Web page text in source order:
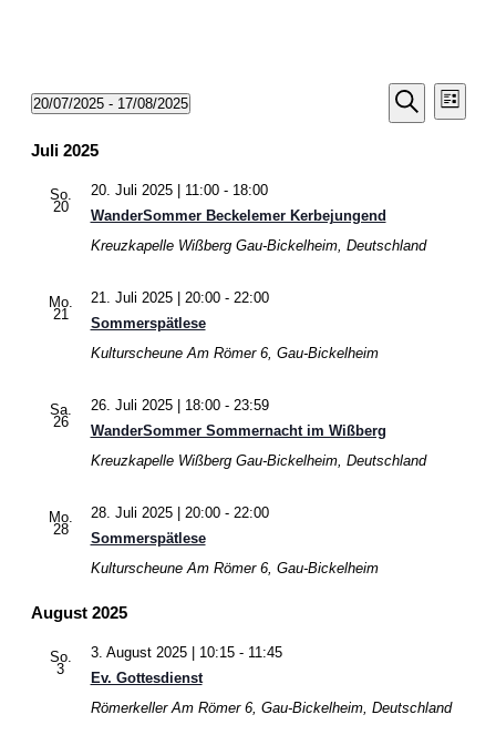
Veranstaltungen
Suche
Suche
Liste
20/07/2025 - 17/08/2025
Juli 2025
So.
20
WanderSommer Beckelemer Kerbejungend
20. Juli 2025 | 11:00- 18:00
Kreuzkapelle Wißberg Gau-Bickelheim, Deutschland
Mo.
21
Sommerspätlese
21. Juli 2025 | 20:00- 22:00
KulturscheuneAm Römer 6, Gau-Bickelheim
Sa.
26
WanderSommer Sommernacht im Wißberg
26. Juli 2025 | 18:00- 23:59
Kreuzkapelle Wißberg Gau-Bickelheim, Deutschland
Mo.
28
Sommerspätlese
28. Juli 2025 | 20:00- 22:00
KulturscheuneAm Römer 6, Gau-Bickelheim
August 2025
So.
3
Ev. Gottesdienst
3. August 2025 | 10:15- 11:45
RömerkellerAm Römer 6, Gau-Bickelheim, Deutschland